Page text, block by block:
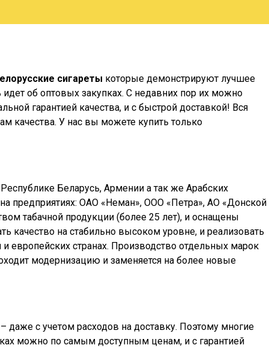
сигареты которые демонстрируют лучшее
об оптовых закупках. С недавних пор их можно
гарантией качества, и с быстрой доставкой! Вся
качества. У нас вы можете купить только
Беларусь, Армении а так же Арабских
предприятиях: ОАО «Неман», ООО «Петра», АО «Донской
табачной продукции (более 25 лет), и оснащены
качество на стабильно высоком уровне, и реализовать
европейских странах. Производство отдельных марок
модернизацию и заменяется на более новые
даже с учетом расходов на доставку. Поэтому многие
можно по самым доступным ценам, и с гарантией